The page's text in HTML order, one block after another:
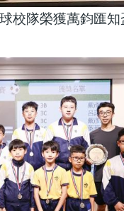
校隊榮獲萬鈞匯